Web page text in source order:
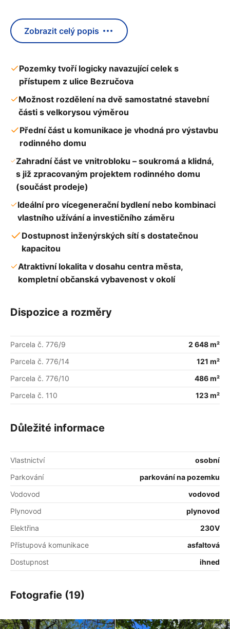
Zobrazit celý popis
Pozemky tvoří logicky navazující celek s
přístupem z ulice Bezručova
Možnost rozdělení na dvě samostatné stavební
části s velkorysou výměrou
Přední část u komunikace je vhodná pro výstavbu
rodinného domu
Zahradní část ve vnitrobloku – soukromá a klidná,
s již zpracovaným projektem rodinného domu
(součást prodeje)
Ideální pro vícegenerační bydlení nebo kombinaci
vlastního užívání a investičního záměru
Dostupnost inženýrských sítí s dostatečnou
kapacitou
Atraktivní lokalita v dosahu centra města,
kompletní občanská vybavenost v okolí
Dispozice a rozměry
Parcela č. 776/9
2 648 m²
Parcela č. 776/14
121 m²
Parcela č. 776/10
486 m²
Parcela č. 110
123 m²
Důležité informace
Vlastnictví
osobní
Parkování
parkování na pozemku
Vodovod
vodovod
Plynovod
plynovod
Elektřina
230V
Přístupová komunikace
asfaltová
Dostupnost
ihned
Fotografie (19)